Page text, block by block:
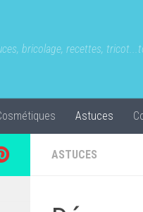
bricolage, recettes,
Astuces
ASTUCES